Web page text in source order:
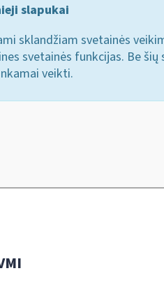
slapukai
sklandžiam svetainės
svetainės funkcijas. Be šių
veikti.